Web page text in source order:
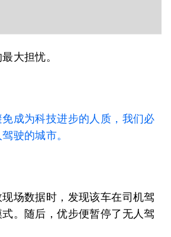
大担忧。
免成为科技进步的人质，我们必
驶的城市。
场数据时，发现该车在司机驾
。随后，优步便暂停了无人驾